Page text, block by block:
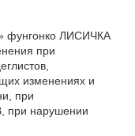
фунгонко ЛИСИЧКА
при
изменениях и
при
при нарушении